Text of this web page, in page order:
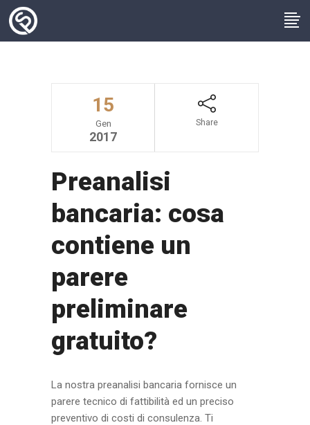
15
Gen
2017
Share
Preanalisi
bancaria: cosa
contiene un
parere
preliminare
gratuito?
La nostra preanalisi bancaria fornisce un
parere tecnico di fattibilità ed un preciso
preventivo di costi di consulenza. Ti